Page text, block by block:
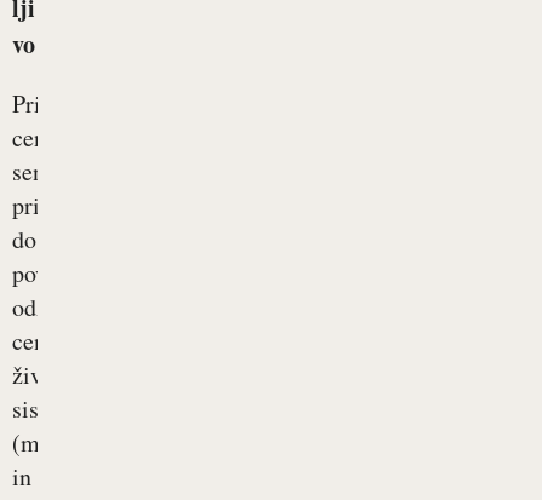
lji
vo
Pri
centralni
senzitizaciji
pride
do
povečane
odzivnosti
centralnega
živčnega
sistema
(možgani
in